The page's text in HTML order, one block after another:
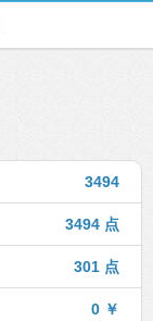
3494
3494 点
301 点
0 ￥